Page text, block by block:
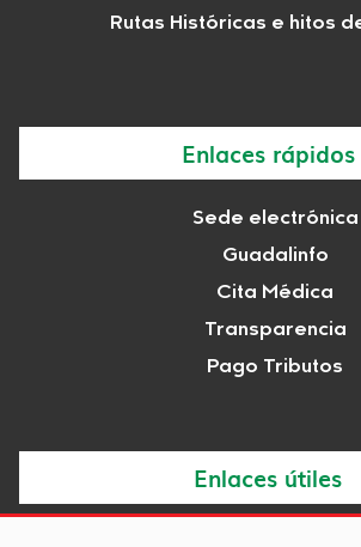
Rutas Históricas e hitos
Enlaces rápidos
Sede electrónica
Guadalinfo
Cita Médica
Transparencia
Pago Tributos
Enlaces útiles